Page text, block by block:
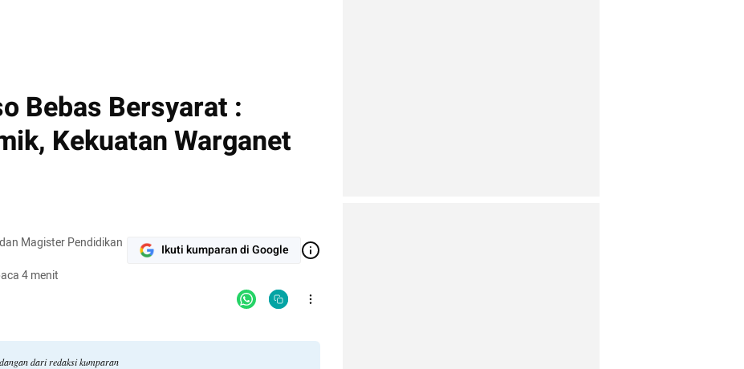
Bebas Bersyarat :
Kekuatan Warganet
Magister Pendidikan
4 menit
Ikuti kumparan di Google
dari redaksi kumparan